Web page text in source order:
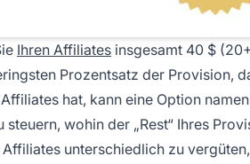
Ihren Affiliates insgesamt 40 $
Prozentsatz der Provision,
hat, kann eine Option
wohin der „Rest“ Ihres
unterschiedlich zu